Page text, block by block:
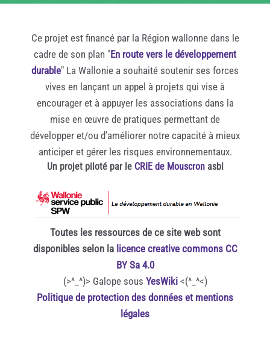
Ce projet est financé par la Région wallonne dans le
cadre de son plan "En route vers le développement
durable" La Wallonie a souhaité soutenir ses forces
vives en lançant un appel à projets qui vise à
encourager et à appuyer les associations dans la
mise en œuvre de pratiques permettant de
développer et/ou d’améliorer notre capacité à mieux
anticiper et gérer les risques environnementaux.
Un projet piloté par le CRIE de Mouscronasbl
Toutes les ressources de ce site web sont
disponibles selon la licence creative commons CC
BY Sa 4.0
(>^_^)> Galope sous YesWiki<(^_^<)
Politique de protection des données et mentions
légales